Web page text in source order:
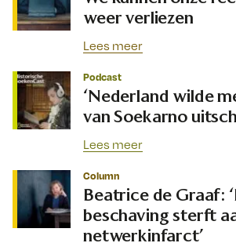
weer verliezen
Lees meer
Podcast
‘Nederland wilde
van Soekarno
Lees meer
Column
Beatrice de Graaf:
beschaving sterft
netwerkinfarct’